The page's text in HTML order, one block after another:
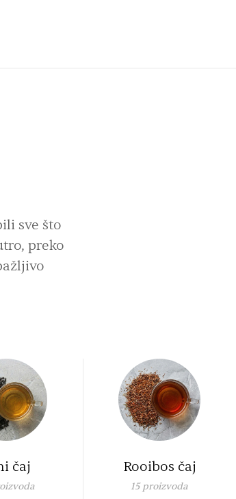
sve što
preko
čaj Rooibos čaj
15 proizvoda